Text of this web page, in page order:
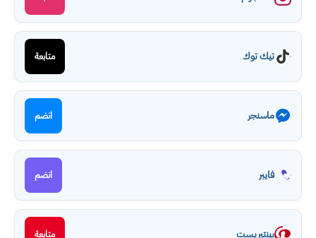
تيك توك متابعة
ماسنجر انضم
فايبر انضم
بينتيريست متابعة